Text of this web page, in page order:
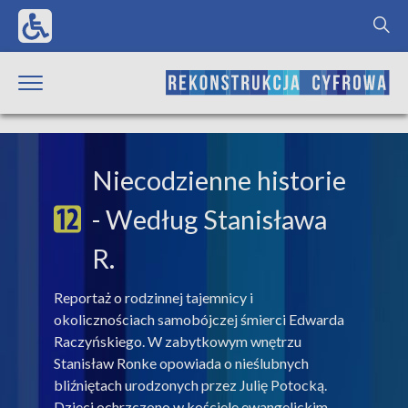
Niecodzienne historie
- Według Stanisława
R.
Reportaż o rodzinnej tajemnicy i
okolicznościach samobójczej śmierci Edwarda
Raczyńskiego. W zabytkowym wnętrzu
Stanisław Ronke opowiada o nieślubnych
bliźniętach urodzonych przez Julię Potocką.